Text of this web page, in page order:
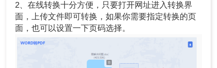
2、在线转换十分方便，只要打开网址进入转换界
面，上传文件即可转换，如果你需要指定转换的页
面，也可以设置一下页码选择。